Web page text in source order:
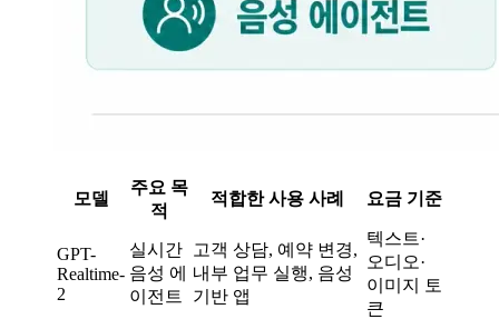
모델
주요 목
적
적합한 사용 사례 요금 기준
GPT-
Realtime-
2
실시간
음성 에
이전트
고객 상담, 예약 변경,
내부 업무 실행, 음성
기반 앱
텍스트·
오디오·
이미지 토
큰